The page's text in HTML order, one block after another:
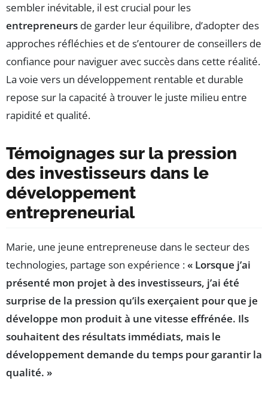
sembler inévitable, il est crucial pour les
entrepreneurs de garder leur équilibre, d’adopter des
approches réfléchies et de s’entourer de conseillers de
confiance pour naviguer avec succès dans cette réalité.
La voie vers un développement rentable et durable
repose sur la capacité à trouver le juste milieu entre
rapidité et qualité.
Témoignages sur la pression
des investisseurs dans le
développement
entrepreneurial
Marie, une jeune entrepreneuse dans le secteur des
technologies, partage son expérience :« Lorsque j’ai
présenté mon projet à des investisseurs, j’ai été
surprise de la pression qu’ils exerçaient pour que je
développe mon produit à une vitesse effrénée. Ils
souhaitent des résultats immédiats, mais le
développement demande du temps pour garantir la
qualité. »